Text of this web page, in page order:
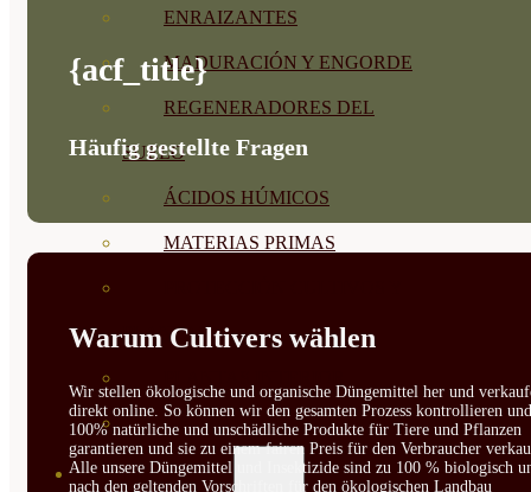
ENRAIZANTES
MADURACIÓN Y ENGORDE
REGENERADORES DEL
SUELO
ÁCIDOS HÚMICOS
MATERIAS PRIMAS
PLANTAS
GROWPUNCH
SEMILLAS
{acf_title}
Häufig gestellte Fragen
Warum Cultivers wählen
Wir stellen ökologische und organische Düngemittel her und
direkt online. So können wir den gesamten Prozess kontrollieren und
100% natürliche und unschädliche Produkte für Tiere und Pflanzen
garantieren und sie zu einem fairen Preis für den Verbraucher
Alle unsere Düngemittel und Insektizide sind zu 100 % biologisch
nach den geltenden Vorschriften für den ökologischen Landbau